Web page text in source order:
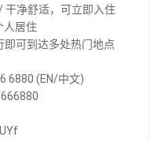
净舒适，可立即入住
居住
可到达多处热门地点
6880 (EN/中文)